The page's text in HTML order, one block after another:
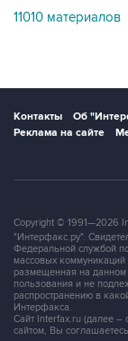
Copyright © 1991—2026
"Интерфакс.ру".
массовых
размещенная на данном
пользования и не
распространению в
Интерфакса.
Сайт Interfax.ru (далее –
сайтом, Вы
Адрес: Россия, 127006,
+7 (499) 250-98-40, факс: